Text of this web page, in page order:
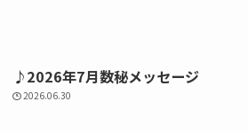
♪2026年7月数秘メッセージ
2026.06.30